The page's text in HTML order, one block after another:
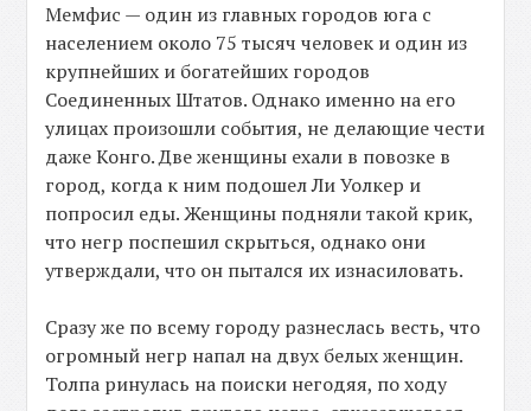
Мемфис — один из главных городов юга с
населением около 75 тысяч человек и один из
крупнейших и богатейших городов
Соединенных Штатов. Однако именно на его
улицах произошли события, не делающие чести
даже Конго. Две женщины ехали в повозке в
город, когда к ним подошел Ли Уолкер и
попросил еды. Женщины подняли такой крик,
что негр поспешил скрыться, однако они
утверждали, что он пытался их изнасиловать.
Сразу же по всему городу разнеслась весть, что
огромный негр напал на двух белых женщин.
Толпа ринулась на поиски негодяя, по ходу